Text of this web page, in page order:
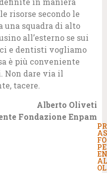
risorse secondo le
squadra di alto
all’esterno se sui
e dentisti vogliamo
è più conveniente
Non dare via il
tacere.
Alberto Oliveti
Fondazione Enpam